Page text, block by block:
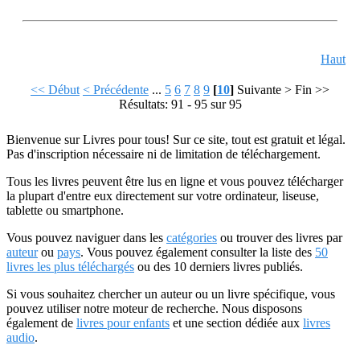
Haut
<< Début < Précédente ... 5 6 7 8 9 [10] Suivante > Fin >>
Résultats: 91 - 95 sur 95
Bienvenue sur Livres pour tous! Sur ce site, tout est gratuit et légal.
Pas d'inscription nécessaire ni de limitation de téléchargement.
Tous les livres peuvent être lus en ligne et vous pouvez télécharger
la plupart d'entre eux directement sur votre ordinateur, liseuse,
tablette ou smartphone.
Vous pouvez naviguer dans les catégories ou trouver des livres par
auteurou pays. Vous pouvez également consulter la liste des 50
livres les plus téléchargés ou des 10 derniers livres publiés.
Si vous souhaitez chercher un auteur ou un livre spécifique, vous
pouvez utiliser notre moteur de recherche. Nous disposons
également de livres pour enfants et une section dédiée aux livres
audio.